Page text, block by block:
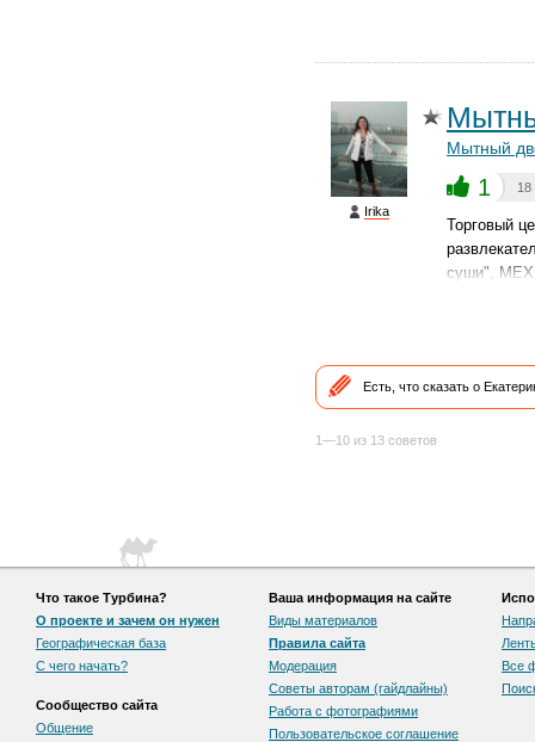
Irika
Мытный
1 18
Торговый
суши",
Есть, что сказать о
1—10 из 13 советов
Что такое Турбина?
О проекте и зачем он нужен
Географическая база
С чего начать?
Сообщество сайта
Общение
Ваша информация на сайте
Виды материалов
Правила сайта
Модерация
Советы авторам (гайдлайны)
Работа с фотографиями
Пользовательскоe соглашение
Все